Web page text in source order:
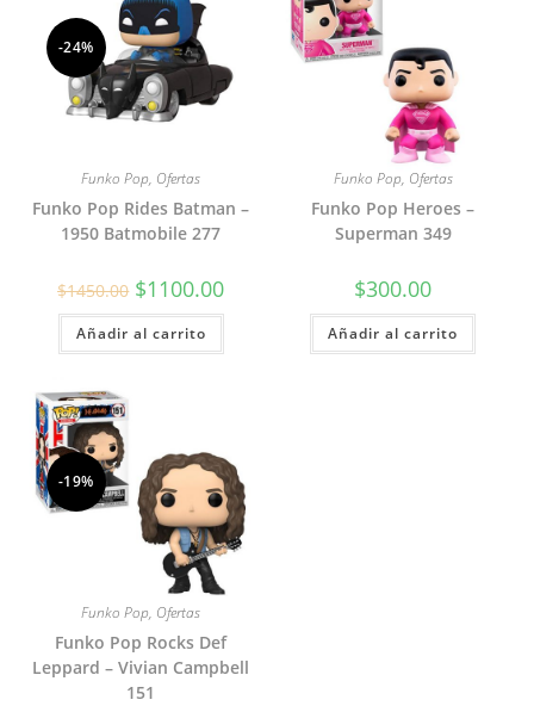
-24%
Funko Pop, Ofertas
Funko Pop Rides Batman –
1950 Batmobile 277
$1450.00 El
precio
original
era:
$1450.00.
$1100.00El
actual
$1100.00.
Añadir al carrito
Funko Pop, Ofertas
Funko Pop Heroes –
Superman 349
$300.00
Añadir al carrito
-19%
Funko Pop, Ofertas
Funko Pop Rocks Def
Leppard – Vivian Campbell
151